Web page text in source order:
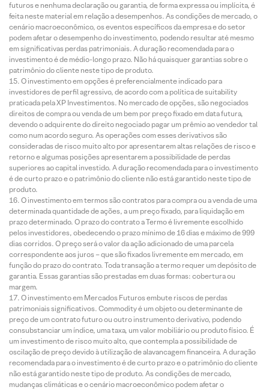
futuros e nenhuma declaração ou garantia, de forma expressa ou implícita, é
feita neste material em relação a desempenhos. As condições de mercado, o
cenário macroeconômico, os eventos específicos da empresa e do setor
podem afetar o desempenho do investimento, podendo resultar até mesmo
em significativas perdas patrimoniais. A duração recomendada para o
investimento é de médio-longo prazo. Não há quaisquer garantias sobre o
patrimônio do cliente neste tipo de produto.
O investimento em opções é preferencialmente indicado para
investidores de perfil agressivo, de acordo com a política de suitability
praticada pela XP Investimentos. No mercado de opções, são negociados
direitos de compra ou venda de um bem por preço fixado em data futura,
devendo o adquirente do direito negociado pagar um prêmio ao vendedor tal
como num acordo seguro. As operações com esses derivativos são
consideradas de risco muito alto por apresentarem altas relações de risco e
retorno e algumas posições apresentarem a possibilidade de perdas
superiores ao capital investido. A duração recomendada para o investimento
é de curto prazo e o patrimônio do cliente não está garantido neste tipo de
produto.
O investimento em termos são contratos para compra ou a venda de uma
determinada quantidade de ações, a um preço fixado, para liquidação em
prazo determinado. O prazo do contrato a Termo é livremente escolhido
pelos investidores, obedecendo o prazo mínimo de 16 dias e máximo de 999
dias corridos. O preço será o valor da ação adicionado de uma parcela
correspondente aos juros – que são fixados livremente em mercado, em
função do prazo do contrato. Toda transação a termo requer um depósito de
garantia. Essas garantias são prestadas em duas formas: cobertura ou
margem.
O investimento em Mercados Futuros embute riscos de perdas
patrimoniais significativos. Commodity é um objeto ou determinante de
preço de um contrato futuro ou outro instrumento derivativo, podendo
consubstanciar um índice, uma taxa, um valor mobiliário ou produto físico. É
um investimento de risco muito alto, que contempla a possibilidade de
oscilação de preço devido à utilização de alavancagem financeira. A duração
recomendada para o investimento é de curto prazo e o patrimônio do cliente
não está garantido neste tipo de produto. As condições de mercado,
mudanças climáticas e o cenário macroeconômico podem afetar o